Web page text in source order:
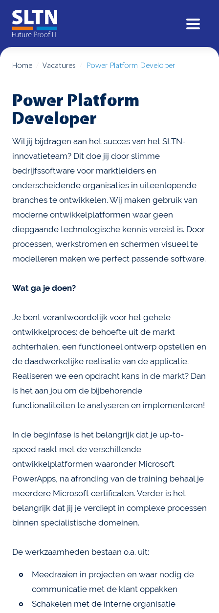
Home Vacatures Power Platform Developer
Power Platform
Developer
Wil jij bijdragen aan het succes van het SLTN-
innovatieteam? Dit doe jij door slimme
bedrijfssoftware voor marktleiders en
onderscheidende organisaties in uiteenlopende
branches te ontwikkelen. Wij maken gebruik van
moderne ontwikkelplatformen waar geen
diepgaande technologische kennis vereist is. Door
processen, werkstromen en schermen visueel te
modelleren maken we perfect passende software.
Wat ga je doen?
Je bent verantwoordelijk voor het gehele
ontwikkelproces: de behoefte uit de markt
achterhalen, een functioneel ontwerp opstellen en
de daadwerkelijke realisatie van de applicatie.
Realiseren we een opdracht kans in de markt? Dan
is het aan jou om de bijbehorende
functionaliteiten te analyseren en implementeren!
In de beginfase is het belangrijk dat je up-to-
speed raakt met de verschillende
ontwikkelplatformen waaronder Microsoft
PowerApps, na afronding van de training behaal je
meerdere Microsoft certificaten. Verder is het
belangrijk dat jij je verdiept in complexe processen
binnen specialistische domeinen.
De werkzaamheden bestaan o.a. uit:
Meedraaien in projecten en waar nodig de
communicatie met de klant oppakken
Schakelen met de interne organisatie